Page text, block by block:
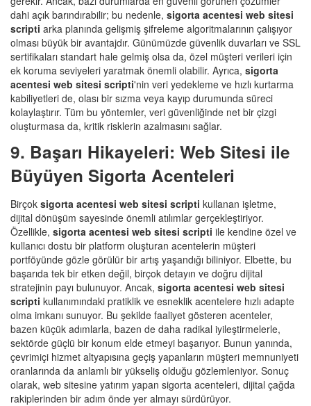
dahi açık barındırabilir; bu nedenle, sigorta acentesi web sitesi
scripti arka planında gelişmiş şifreleme algoritmalarının çalışıyor
olması büyük bir avantajdır. Günümüzde güvenlik duvarları ve SSL
sertifikaları standart hale gelmiş olsa da, özel müşteri verileri için
ek koruma seviyeleri yaratmak önemli olabilir. Ayrıca, sigorta
acentesi web sitesi scripti'nin veri yedekleme ve hızlı kurtarma
kabiliyetleri de, olası bir sızma veya kayıp durumunda süreci
kolaylaştırır. Tüm bu yöntemler, veri güvenliğinde net bir çizgi
oluşturmasa da, kritik risklerin azalmasını sağlar.
9. Başarı Hikayeleri: Web Sitesi ile
Büyüyen Sigorta Acenteleri
Birçok sigorta acentesi web sitesi scripti kullanan işletme,
dijital dönüşüm sayesinde önemli atılımlar gerçekleştiriyor.
Özellikle, sigorta acentesi web sitesi scripti ile kendine özel ve
kullanıcı dostu bir platform oluşturan acentelerin müşteri
portföyünde gözle görülür bir artış yaşandığı biliniyor. Elbette, bu
başarıda tek bir etken değil, birçok detayın ve doğru dijital
stratejinin payı bulunuyor. Ancak, sigorta acentesi web sitesi
scripti kullanımındaki pratiklik ve esneklik acentelere hızlı adapte
olma imkanı sunuyor. Bu şekilde faaliyet gösteren acenteler,
bazen küçük adımlarla, bazen de daha radikal iyileştirmelerle,
sektörde güçlü bir konum elde etmeyi başarıyor. Bunun yanında,
çevrimiçi hizmet altyapısına geçiş yapanların müşteri memnuniyeti
oranlarında da anlamlı bir yükseliş olduğu gözlemleniyor. Sonuç
olarak, web sitesine yatırım yapan sigorta acenteleri, dijital çağda
rakiplerinden bir adım önde yer almayı sürdürüyor.